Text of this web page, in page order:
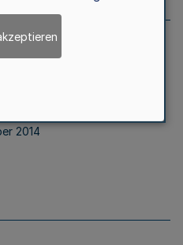
des Landes
(Hochschulgesetz -
2014